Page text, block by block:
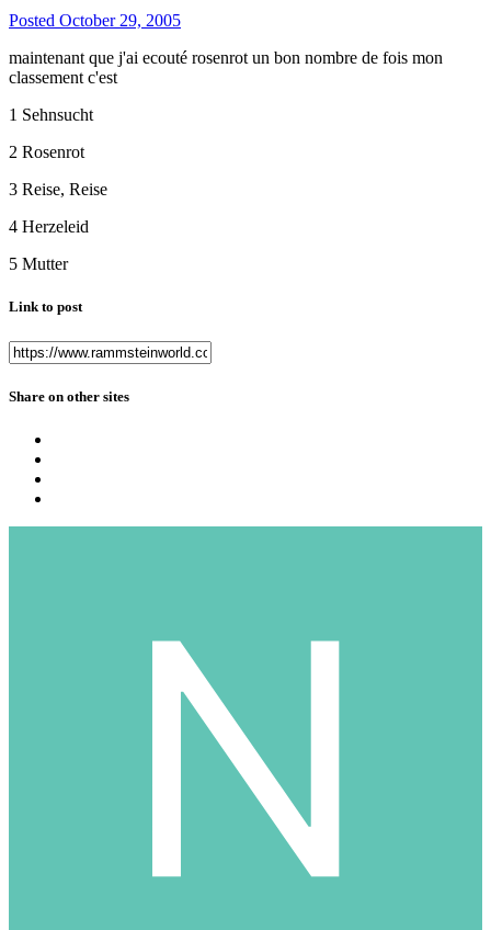
Posted October 29, 2005
maintenant que j'ai ecouté rosenrot un bon nombre de fois mon
classement c'est
1 Sehnsucht
2 Rosenrot
3 Reise, Reise
4 Herzeleid
5 Mutter
Link to post
Share on other sites